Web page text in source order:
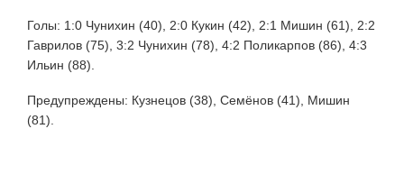
Голы: 1:0 Чунихин (40), 2:0 Кукин (42), 2:1 Мишин (61), 2:2
Гаврилов (75), 3:2 Чунихин (78), 4:2 Поликарпов (86), 4:3
Ильин (88).
Предупреждены: Кузнецов (38), Семёнов (41), Мишин
(81).